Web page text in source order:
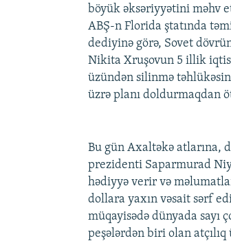
böyük əksəriyyətini məhv
ABŞ-n Florida ştatında
dediyinə görə, Sovet
Nikita Xruşovun 5 illik
üzündən silinmə
üzrə planı doldurmaqdan
Bu gün Axaltəkə atlarına,
prezidenti Saparmurad
hədiyyə verir və
dollara yaxın vəsait sərf
müqayisədə dünyada sayı
peşələrdən biri olan